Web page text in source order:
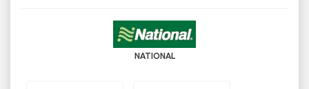
NATIONAL